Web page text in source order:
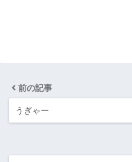
前の記事
うぎゃー